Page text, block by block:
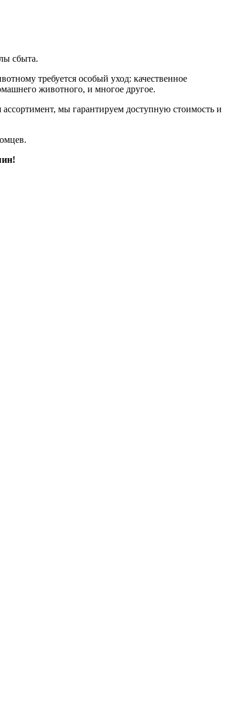
сбыта.
требуется особый уход: качественное
животного, и многое другое.
мы гарантируем доступную стоимость и